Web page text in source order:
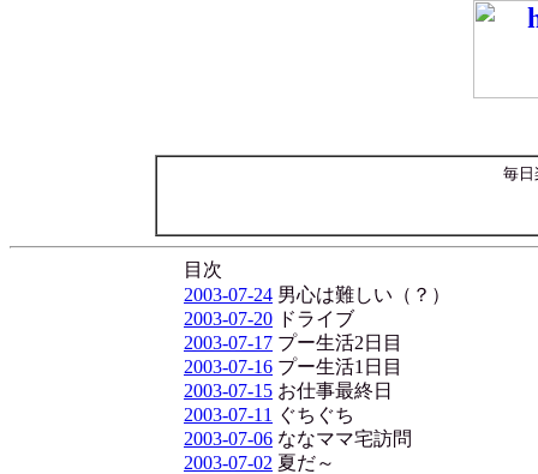
毎日
目次
2003-07-24 男心は難しい（？）
2003-07-20 ドライブ
2003-07-17 プー生活2日目
2003-07-16 プー生活1日目
2003-07-15 お仕事最終日
2003-07-11 ぐちぐち
2003-07-06 ななママ宅訪問
2003-07-02 夏だ～